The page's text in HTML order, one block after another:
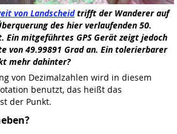
von Landscheidtrifft der Wanderer auf
des hier verlaufenden 50.
Ein mitgeführtes GPS Gerät zeigt jedoch
von 49.99891 Grad an. Ein tolerierbarer
mehr dahinter?
von Dezimalzahlen wird in diesem
benutzt, das heißt das
der Punkt.